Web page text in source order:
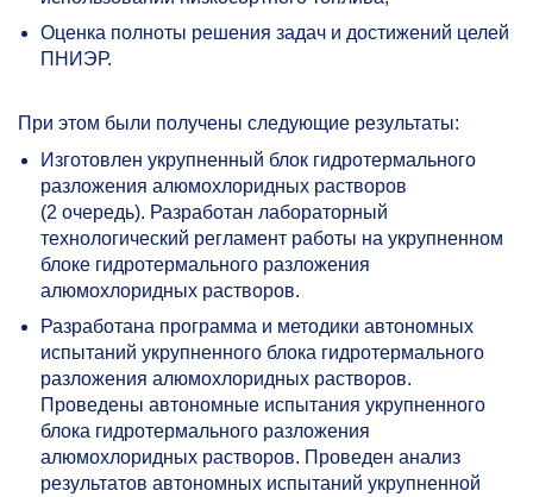
Оценка полноты решения задач и достижений целей
ПНИЭР.
При этом были получены следующие результаты:
Изготовлен укрупненный блок гидротермального
разложения алюмохлоридных растворов
(2 очередь). Разработан лабораторный
технологический регламент работы на укрупненном
блоке гидротермального разложения
алюмохлоридных растворов.
Разработана программа и методики автономных
испытаний укрупненного блока гидротермального
разложения алюмохлоридных растворов.
Проведены автономные испытания укрупненного
блока гидротермального разложения
алюмохлоридных растворов. Проведен анализ
результатов автономных испытаний укрупненной